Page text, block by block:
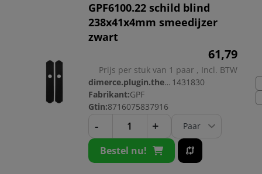
GPF6100.22 schild blind
238x41x4mm smeedijzer
zwart
61,79
Prijs per stuk van 1 paar , Incl. BTW
dimerce.plugin.theme.productnr: 1431830
Fabrikant:GPF
Gtin:8716075837916
- +
Bestel nu!